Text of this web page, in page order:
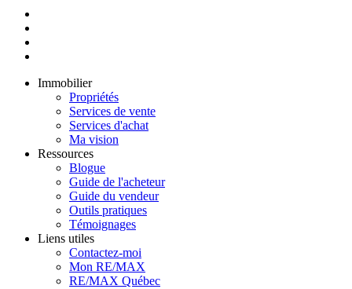
Immobilier
Propriétés
Services de vente
Services d'achat
Ma vision
Ressources
Blogue
Guide de l'acheteur
Guide du vendeur
Outils pratiques
Témoignages
Liens utiles
Contactez-moi
Mon RE/MAX
RE/MAX Québec